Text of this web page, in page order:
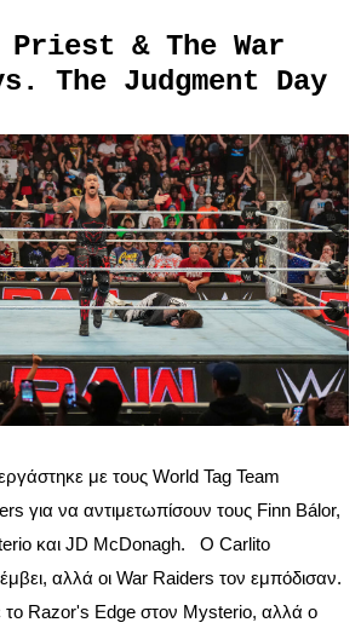
Priest & The War
The Judgment Day
με τους World Tag Team
για να αντιμετωπίσουν τους Finn Bálor,
και JD McDonagh. Ο Carlito
αλλά οι War Raiders τον εμπόδισαν.
το Razor's Edge στον Mysterio, αλλά ο